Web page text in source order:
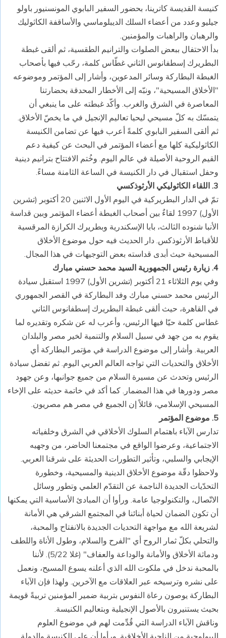
كنيسة القديسة كاترينا، بحضور السفير البابوي المونسنيور باولو
جيليو وعدد من أعضاء السلك الديبلوماسي والأساقفة الكاثوليك
والرهبان والراهبات والمؤمنين.
بدأ الاحتفال ببعض الصلوات والترانيم الطقسية، ثم ألقى غبطة
البطريرك إسطفانوس الثاني غطّاس كلمة، رحّب فيها بأصحاب
الغبطة البطاركة وسائر المدعوين، وأشار إلى المؤتمر وموضوعه
"الأخلاق المسيحية"، ونبّه إلى الأخطار المحدقة بحضارتنا
المعاصرة في الشرق والغرب. وأكّد غبطته على ما ينبغي أن
يتمسّك به كلّ مسيحي ليحيا تعاليم الإنجيل في ما يخصّ الأخلاق.
ثم ألقى السفير البابوي كلمةً أعرب فيها عن تضامن الكنيسة
الكاثوليكية كلها مع أعضاء المؤتمر في البحث عن كيفية دعم
القيم الروحية الأصيلة في عالم اليوم. وخُتم الافتتاح بترانيم دينية
وحفل استقبال في دار الكنيسة في الساعة الثامنة مساءً.
3. اللقاء الكاثوليكي الأرثوذكسي
تمّ في الدار البطريركية في اليوم الأول الاثنين 20 أكتوبر (تشرين
الأول) 1997 لقاءٌ بين أصحاب الغبطة أعضاء المؤتمر وبين قداسة
الأنبا شنوده الثالث، بابا الإسكندرية وبطريرك الكرازة المرقسية
للأقباط الأرثوذكس. دار الحديث فيه حول موضوع الأخلاق
المسيحية حيث أبدى قداسته بعض التوجيهات في هذا المجال.
4. زيارة رئيس الجمهورية السيد محمد حسني مبارك
وفي يوم الثلاثاء 21 أكتوبر (تشرين الأول) 1997 استقبل سيادة
الرئيس محمد حسني مبارك وفد البطاركة في القصر الجمهوري
في القاهرة، حيث ألقى غبطة البطريرك إسطفانوس الثاني
غطاس كلمة حيّا فيها الرئيس، وأعرب له عن شكره وتقديره لما
يقوم به من جهد في سبيل السلام والتنمية لخير مصر والبلدان
العربية. وأشار إلى موضوع الدراسة في مؤتمر البطاركة أي
الأخلاق والتحديات التي تواجه العالم العربي اليوم. ثم تفضل سيادة
الرئيس وتحدث عن مسيرة السلام من جميع جوانبها، وعن جهود
مصر ودورها في هذا المضمار. كما أكد في خاتمة حديثه على الإخاء
المسيحي الإسلامي، قائلاً إن الجميع في مصر هم مصريون.
5. موضوع المؤتمر
تدارس الآباء باهتمام السلوك الأخلاقي في الشرق وخلفياته
الاجتماعية، وعرضوا الواقع في مجتمعنا الحاضر، من وجهيه
الإيجابي والسلبي، وتأثير التطورات الحديثة على شرقنا العربي.
ولاحظوا دقّة موضوع الأخلاق الدينية والمسيحية، وخطورة
التحدّيات الجديدة الناجمة عن التقدّم العلمي وتطور وسائل
الاتّصال، والتكنولوجيا عامة. ورأوا أن المبادئ الأساسية التي يمكنها
أن تكون الضمان لحياة أبنائنا في المجتمع الشرقي هي الأمانة
لشريعة الله مع مواجهة التحديات الجديدة بالانفتاح والمحبة،
والتحلي بكلّ ثمار الروح أي "الفرح والسلام، وطول الأناة واللطف
ودماثة الأخلاق والأمانة والوداعة والعفاف" (غلا 5/22). لأننا
بالمحبة ندخل في ملكوت الله الذي أعلنه يسوع المسيح، ونعمل
على نشره وترسيخه عبر العلاقات مع الآخرين. ولهذا فإن الآباء
البطاركة يوصون رعاة النفوس بتربية ضمير المؤمنين تربيةً قويمة
بحيث يستنيرون بالأصول الإنجيلية وبتعاليم الكنيسة.
وناقش الآباء الدراسة التي قُدِّمت لهم في موضوع العلوم
البيولوجية من الناحية الأخلاقية. ورأوا أن على الكنيسة والدولة